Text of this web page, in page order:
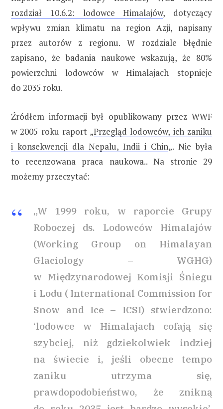
rozdział 10.6.2: lodowce Himalajów, dotyczący
wpływu zmian klimatu na region Azji, napisany
przez autorów z regionu. W rozdziale błędnie
zapisano, że badania naukowe wskazują, że 80%
powierzchni lodowców w Himalajach stopnieje
do 2035 roku.
Źródłem informacji był opublikowany przez WWF
w 2005 roku raport „Przegląd lodowców, ich zaniku
i konsekwencji dla Nepalu, Indii i Chin„. Nie była
to recenzowana praca naukowa.. Na stronie 29
możemy przeczytać:
„W 1999 roku, w raporcie Grupy
Roboczej ds. Lodowców Himalajów
(Working Group on Himalayan
Glaciology – WGHG)
w Międzynarodowej Komisji Śniegu
i Lodu ( International Commission for
Snow and Ice – ICSI) stwierdzono:
‘lodowce w Himalajach cofają się
szybciej, niż gdziekolwiek indziej
na świecie i, jeśli obecne tempo
zaniku utrzyma się,
prawdopodobieństwo, że znikną